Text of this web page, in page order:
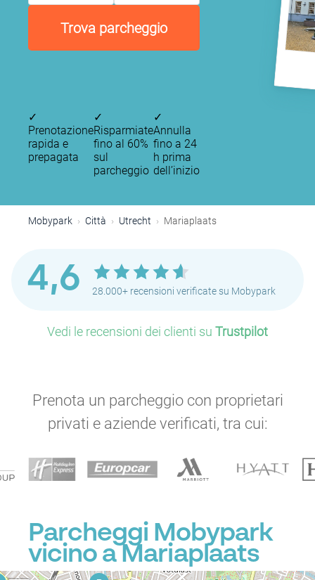
Trova parcheggio
✓
Prenotazione
rapida e
prepagata
✓
Risparmiate
fino al 60%
sul
parcheggio
✓
Annulla
fino a 24
h prima
dell’inizio
Mobypark Città Utrecht Mariaplaats
4,6 28.000+ recensioni verificate su Mobypark
Vedi le recensioni dei clienti su Trustpilot
Prenota un parcheggio con proprietari
privati e aziende verificati, tra cui:
Parcheggi Mobypark
vicino a Mariaplaats
P
P
P